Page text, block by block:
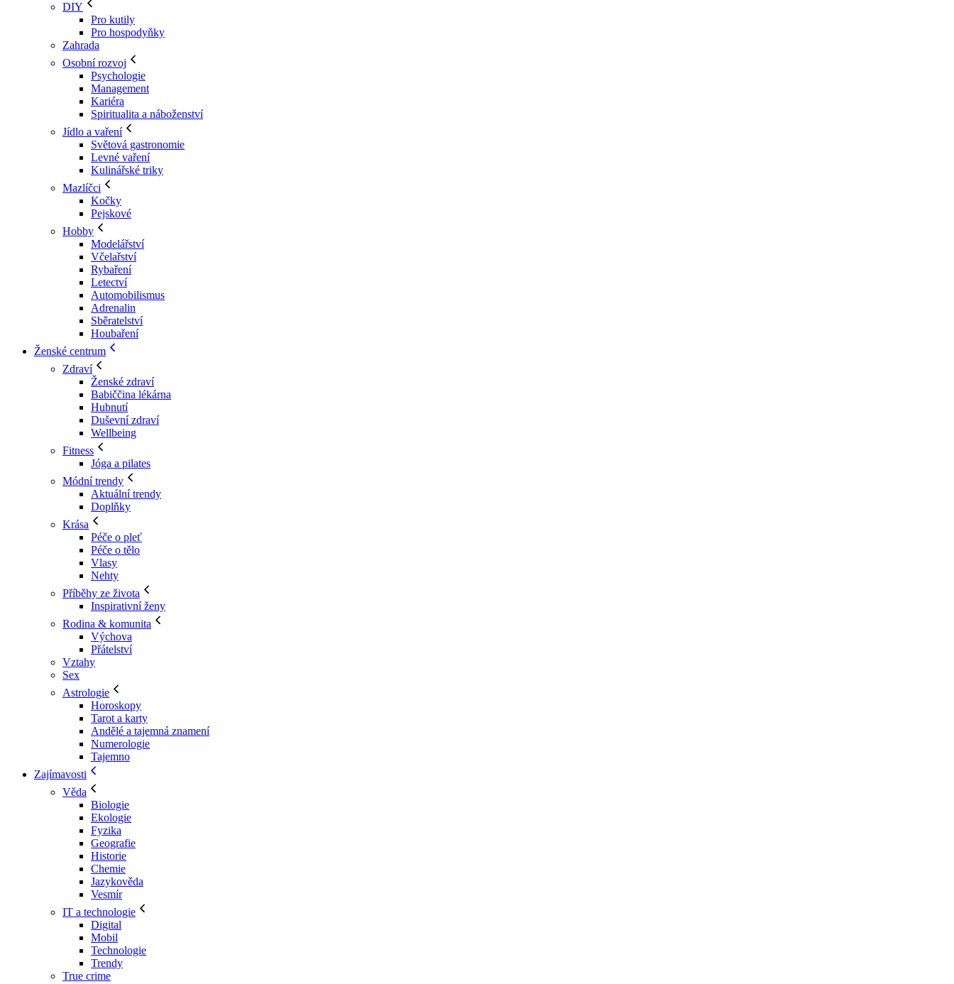
DIY
Pro kutily
Pro hospodyňky
Zahrada
Osobní rozvoj
Psychologie
Management
Kariéra
Spiritualita a náboženství
Jídlo a vaření
Světová gastronomie
Levné vaření
Kulinářské triky
Mazlíčci
Kočky
Pejskové
Hobby
Modelářství
Včelařství
Rybaření
Letectví
Automobilismus
Adrenalin
Sběratelství
Houbaření
Ženské centrum
Zdraví
Ženské zdraví
Babiččina lékárna
Hubnutí
Duševní zdraví
Wellbeing
Fitness
Jóga a pilates
Módní trendy
Aktuální trendy
Doplňky
Krása
Péče o pleť
Péče o tělo
Vlasy
Nehty
Příběhy ze života
Inspirativní ženy
Rodina & komunita
Výchova
Přátelství
Vztahy
Sex
Astrologie
Horoskopy
Tarot a karty
Andělé a tajemná znamení
Numerologie
Tajemno
Zajímavosti
Věda
Biologie
Ekologie
Fyzika
Geografie
Historie
Chemie
Jazykověda
Vesmír
IT a technologie
Digital
Mobil
Technologie
Trendy
True crime